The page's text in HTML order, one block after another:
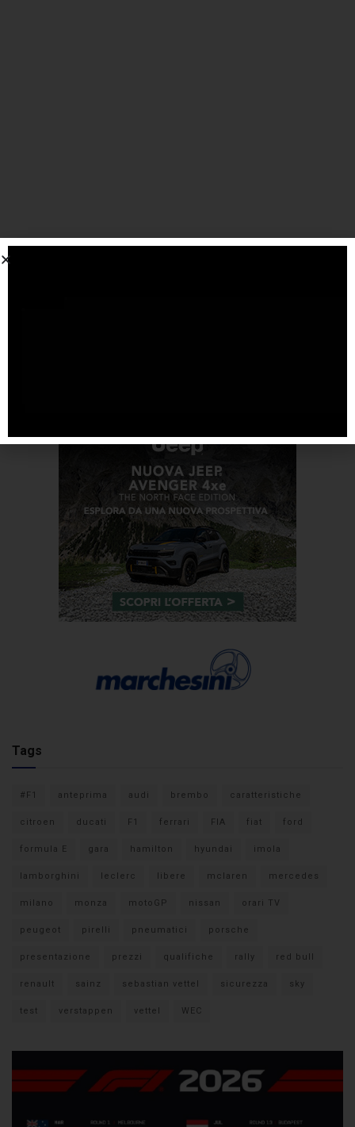
Tags
#F1 anteprima audi brembo caratteristiche
citroen ducati F1 ferrari FIA fiat ford
formula E gara hamilton hyundai imola
lamborghini leclerc libere mclaren mercedes
milano monza motoGP nissan orari TV
peugeot pirelli pneumatici porsche
presentazione prezzi qualifiche rally red bull
renault sainz sebastian vettel sicurezza sky
test verstappen vettel WEC